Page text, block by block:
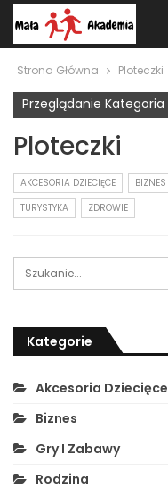
Strona Główna Ploteczki
Przeglądanie Kategoria
Ploteczki
AKCESORIA DZIECIĘCE BIZNES
TURYSTYKA
ZDROWIE
Kategorie
Akcesoria Dziecięce
Biznes
Gry I Zabawy
Rodzina